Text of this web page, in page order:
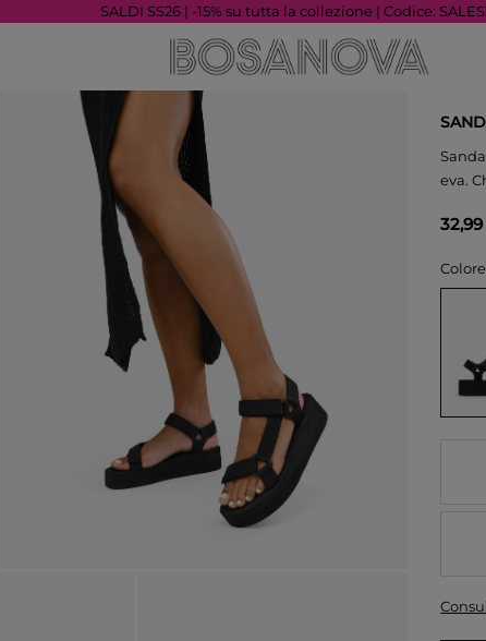
SALDI SS26 | -15% su tutta la collezione | Codice:
eva.
Colore